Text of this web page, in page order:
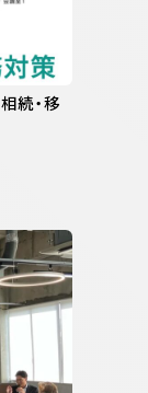
続・移